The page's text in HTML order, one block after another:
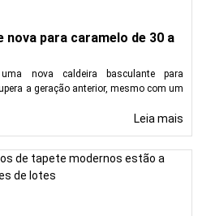
nova para caramelo de 30 a
uma nova caldeira basculante para
a geração anterior, mesmo com um
Leia mais